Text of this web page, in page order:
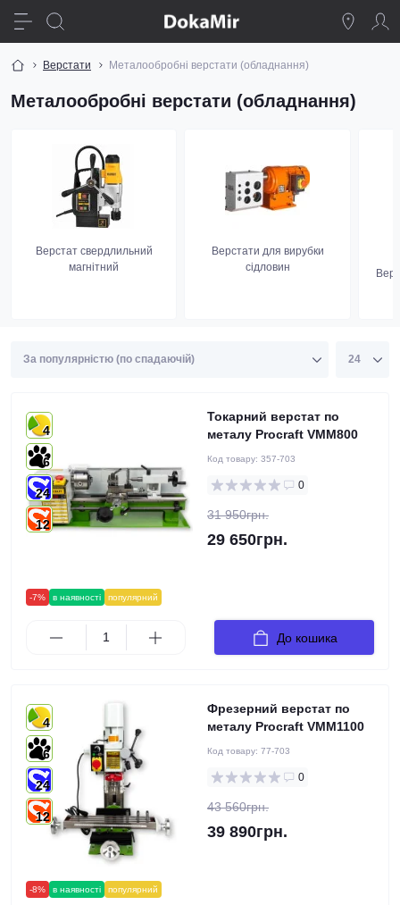
Верстати Металообробні верстати (обладнання)
Металообробні верстати (обладнання)
Верстат свердлильний
магнітний
Верстати для вирубки
сідловин
-7% в наявності популярний
4
6
24
12
Токарний верстат по
металу Procraft VMM800
Код товару: 357-703
0
31 950грн.
29 650грн.
До кошика
-8% в наявності популярний
4
6
24
12
Фрезерний верстат по
металу Procraft VMM1100
Код товару: 77-703
0
43 560грн.
39 890грн.